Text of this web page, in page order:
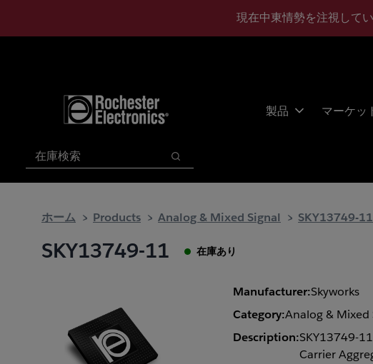
現在中東情勢を注視して
製品 マーケッ
検索
検索
ホーム Products Analog & Mixed Signal SKY13749-11
SKY13749-11 在庫あり
Manufacturer:Skyworks
Category:Analog & Mixed
Description:SKY13749-
Carrier